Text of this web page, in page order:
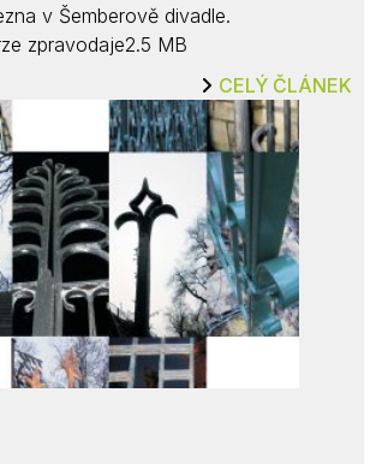
v Šemberově divadle.
zpravodaje2.5 MB
CELÝ ČLÁNEK